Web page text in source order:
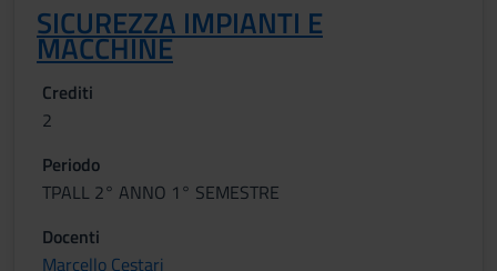
SICUREZZA IMPIANTI E
MACCHINE
Crediti
2
Periodo
TPALL 2° ANNO 1° SEMESTRE
Docenti
Marcello Cestari